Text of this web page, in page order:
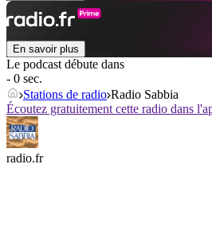
En savoir plus
Le podcast débute dans
- 0 sec.
Stations de radio Radio Sabbia
Écoutez gratuitement cette radio dans
radio.fr